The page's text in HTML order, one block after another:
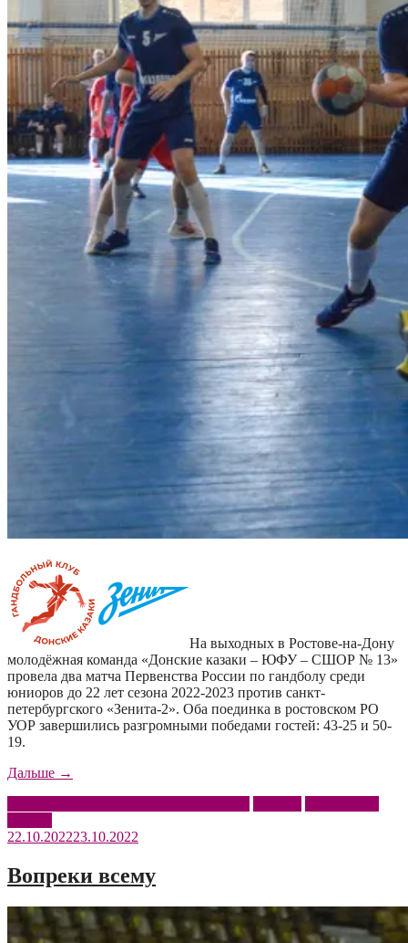
На выходных в Ростове-на-Дону
молодёжная команда «Донские казаки – ЮФУ – СШОР № 13»
провела два матча Первенства России по гандболу среди
юниоров до 22 лет сезона 2022-2023 против санкт-
петербургского «Зенита-2». Оба поединка в ростовском РО
УОР завершились разгромными победами гостей: 43-25 и 50-
19.
Дальше «Два
→
22.10.202223.10.2022
Вопреки всему